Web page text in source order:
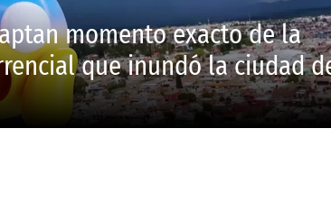
momento exacto de la
que inundó la ciudad